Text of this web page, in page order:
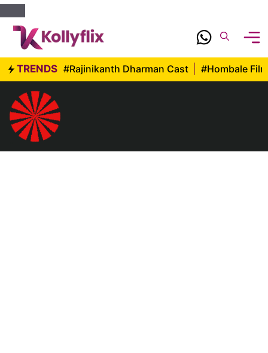
Skip
content
TRENDS #Rajinikanth Dharman Cast #Hombale